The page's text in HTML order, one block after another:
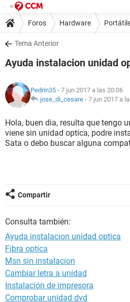
Foros Hardware
Tema Anterior
Ayuda instalacion unidad
Pedrin35 - 7 jun 2017 a las 20:06
jose_di_cesare - 7 jun 2017 a
Hola, buen dia, resulta que tengo
viene sin unidad optica, podre
Sata o debo buscar alguna
Compartir
Consulta también:
Ayuda instalacion unidad optica
Fibra optica
Msn sin instalacion
Cambiar letra a unidad
Instalación de impresora
Comprobar unidad dvd